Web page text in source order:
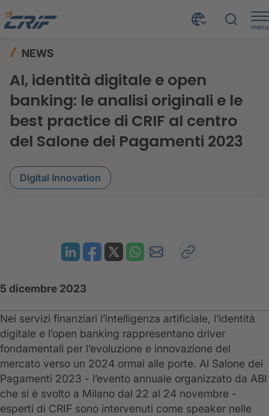
menu
NEWS
AI, identità digitale e open
banking: le analisi originali e le
best practice di CRIF al centro
del Salone dei Pagamenti 2023
Digital Innovation
5 dicembre 2023
Nei servizi finanziari l’intelligenza artificiale, l’identità
digitale e l’open banking rappresentano driver
fondamentali per l’evoluzione e innovazione del
mercato verso un 2024 ormai alle porte. Al Salone dei
Pagamenti 2023 - l’evento annuale organizzato da ABI
che si è svolto a Milano dal 22 al 24 novembre -
esperti di CRIF sono intervenuti come speaker nelle